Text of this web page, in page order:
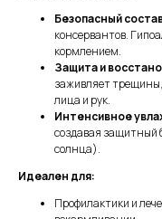
Безопасный
консервантов.
кормлением.
Защита и
заживляет трещины,
лица и рук.
Интенсивное
создавая защитный
солнца).
Идеален для:
Профилактики и